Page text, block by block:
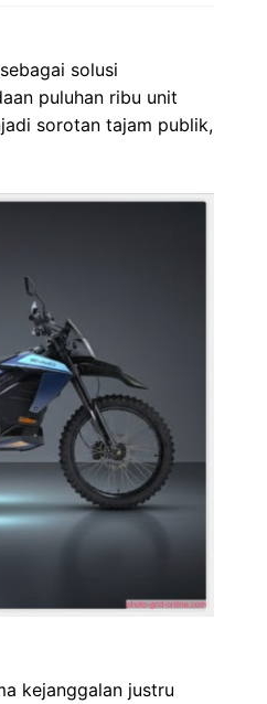
solusi
puluhan ribu unit
sorotan tajam publik,
kejanggalan justru